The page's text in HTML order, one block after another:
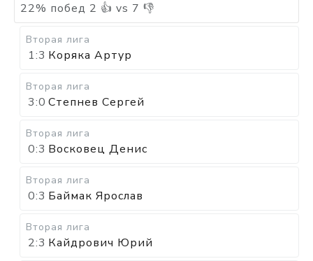
22% побед 2 👍 vs 7 👎
Вторая лига
1:3 Коряка Артур
Вторая лига
3:0 Степнев Сергей
Вторая лига
0:3 Восковец Денис
Вторая лига
0:3 Баймак Ярослав
Вторая лига
2:3 Кайдрович Юрий